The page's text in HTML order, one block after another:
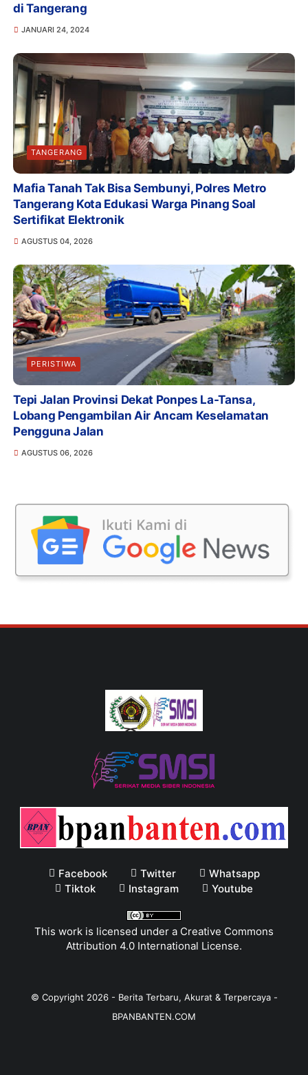
di Tangerang
JANUARI 24, 2024
TANGERANG
Mafia Tanah Tak Bisa Sembunyi, Polres Metro
Tangerang Kota Edukasi Warga Pinang Soal
Sertifikat Elektronik
AGUSTUS 04, 2026
PERISTIWA
Tepi Jalan Provinsi Dekat Ponpes La-Tansa,
Lobang Pengambilan Air Ancam Keselamatan
Pengguna Jalan
AGUSTUS 06, 2026
Facebook Twitter
Whatsapp
Tiktok
Instagram Youtube
This work is licensed under a Creative Commons
Attribution 4.0 International License.
© Copyright 2026- Berita Terbaru, Akurat & Terpercaya -
BPANBANTEN.COM